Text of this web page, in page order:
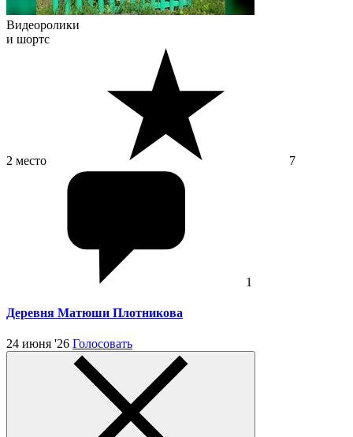
Видеоролики
и шортс
2 место 7
1
Деревня Матюши Плотникова
24 июня '26 Голосовать